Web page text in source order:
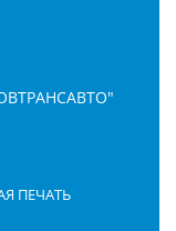
ПЕЧАТЬ